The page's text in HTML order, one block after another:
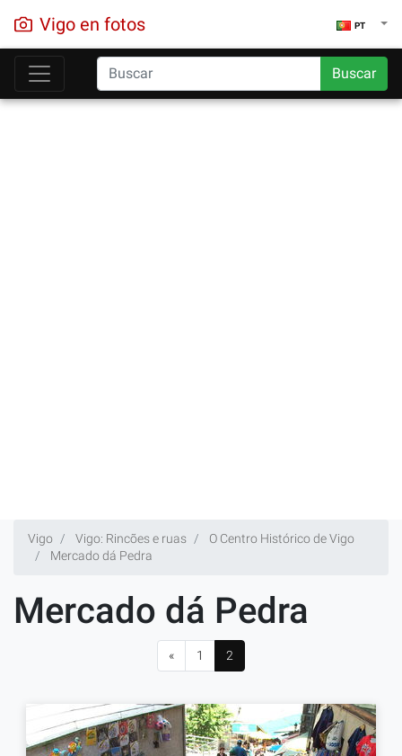
Vigo en fotos PT
Buscar
Vigo Vigo: Rincões e ruas
O Centro Histórico de Vigo
Mercado dá Pedra
Mercado dá Pedra
« 1 2